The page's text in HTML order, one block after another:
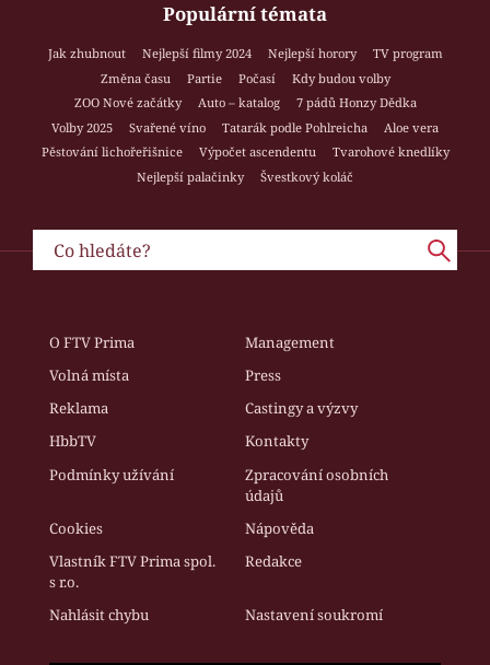
Populární témata
Jak zhubnout Nejlepší filmy 2024 Nejlepší horory
TV program
Změna času
Partie Počasí
Kdy budou volby
ZOO Nové začátky
Auto – katalog
7 pádů Honzy Dědka
Volby 2025
Svařené víno Tatarák podle Pohlreicha
Aloe vera
Pěstování lichořeřišnice
Výpočet ascendentu
Tvarohové knedlíky
Nejlepší palačinky
Švestkový koláč
O FTV Prima
Management
Volná místa
Press
Reklama
Castingy a výzvy
HbbTV
Kontakty
Podmínky užívání
Zpracování osobních
údajů
Cookies
Nápověda
Vlastník FTV Prima spol.
s r.o.
Redakce
Nahlásit chybu Nastavení soukromí